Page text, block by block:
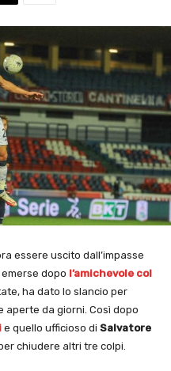
essere uscito dall’impasse
dopo l’amichevole col
ha dato lo slancio per
da giorni. Così dopo
e quello ufficioso di Salvatore
chiudere altri tre colpi.